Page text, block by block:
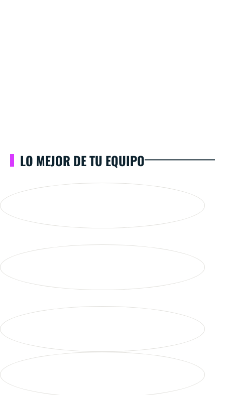
LO MEJOR DE TU EQUIPO